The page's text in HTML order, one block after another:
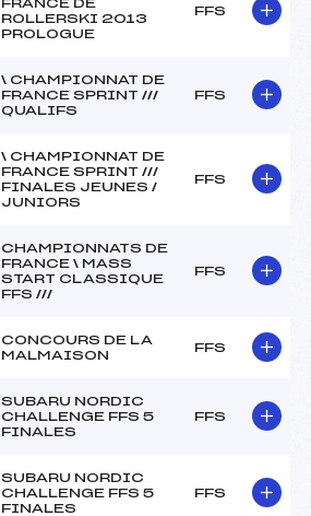
FRANCE DE
ROLLERSKI 2013
PROLOGUE
FFS
\ CHAMPIONNAT DE
FRANCE SPRINT ///
QUALIFS
FFS
\ CHAMPIONNAT DE
FRANCE SPRINT ///
FINALES JEUNES /
JUNIORS
FFS
CHAMPIONNATS DE
FRANCE \ MASS
START CLASSIQUE
FFS ///
FFS
CONCOURS DE LA
MALMAISON
FFS
SUBARU NORDIC
CHALLENGE FFS 5
FINALES
FFS
SUBARU NORDIC
CHALLENGE FFS 5
FINALES
FFS